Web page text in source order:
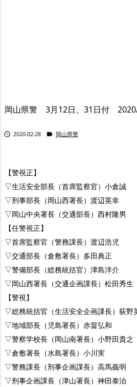
岡山県警 3月12日、31日付
 2020-02-28  岡山県警
【警視正】
▽生活安全部長（首席監察官）小倉誠
▽刑事部長（岡山西署長）渡辺英幸
▽岡山中央署長（交通部長）西村隆男
【任警視正】
▽首席監察官（警務課長）渡辺浩児
▽交通部長（倉敷署長）多田典正
▽警備部長（総務統括官）津島洋介
▽岡山西署長（交通企画課長）松田秀生
【警視】
▽総務統括官（生活安全企画課長）荻野
▽地域部長（児島署長）赤畠弘和
▽警察学校長（岡山南署長）小野田貴之
▽倉敷署長（水島署長）小川実
▽警務課長（刑事企画課長）高馬義明
▽刑事企画課長（津山署長）神田泰治